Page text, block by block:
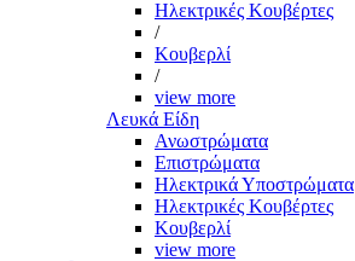
Ηλεκτρικές Κουβέρτες
/
Κουβερλί
/
view more
Λευκά Είδη
Ανωστρώματα
Επιστρώματα
Ηλεκτρικά Υποστρώματα
Ηλεκτρικές Κουβέρτες
Κουβερλί
view more